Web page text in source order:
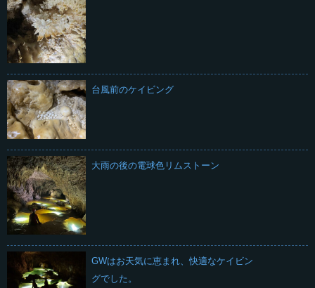
台風前のケイビング
大雨の後の電球色リムストーン
GWはお天気に恵まれ、快適なケイビン
グでした。